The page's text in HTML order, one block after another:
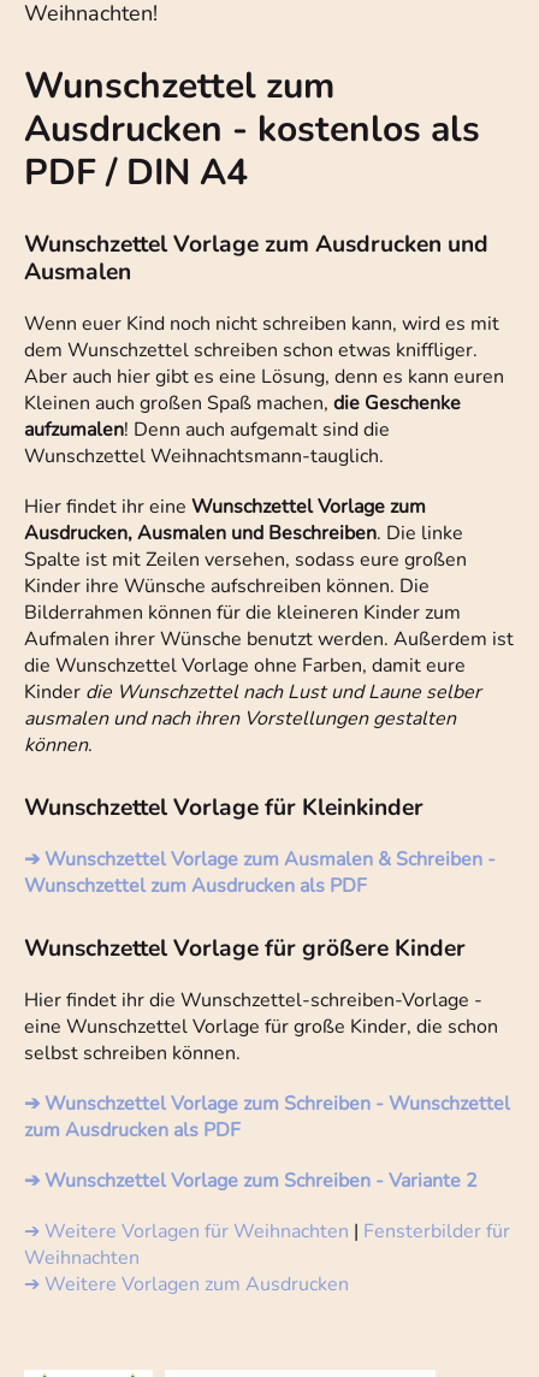
Weihnachten!
Wunschzettel zum
Ausdrucken - kostenlos als
PDF / DIN A4
Wunschzettel Vorlage zum Ausdrucken und
Ausmalen
Wenn euer Kind noch nicht schreiben kann, wird es mit
dem Wunschzettel schreiben schon etwas kniffliger.
Aber auch hier gibt es eine Lösung, denn es kann euren
Kleinen auch großen Spaß machen, die Geschenke
aufzumalen! Denn auch aufgemalt sind die
Wunschzettel Weihnachtsmann-tauglich.
Hier findet ihr eine Wunschzettel Vorlage zum
Ausdrucken, Ausmalen und Beschreiben. Die linke
Spalte ist mit Zeilen versehen, sodass eure großen
Kinder ihre Wünsche aufschreiben können. Die
Bilderrahmen können für die kleineren Kinder zum
Aufmalen ihrer Wünsche benutzt werden. Außerdem ist
die Wunschzettel Vorlage ohne Farben, damit eure
Kinder die Wunschzettel nach Lust und Laune selber
ausmalen und nach ihren Vorstellungen gestalten
können.
Wunschzettel Vorlage für Kleinkinder
➔ Wunschzettel Vorlage zum Ausmalen & Schreiben -
Wunschzettel zum Ausdrucken als PDF
Wunschzettel Vorlage für größere Kinder
Hier findet ihr die Wunschzettel-schreiben-Vorlage -
eine Wunschzettel Vorlage für große Kinder, die schon
selbst schreiben können.
➔ Wunschzettel Vorlage zum Schreiben - Wunschzettel
zum Ausdrucken als PDF
➔ Wunschzettel Vorlage zum Schreiben - Variante 2
➔ Weitere Vorlagen für Weihnachten | Fensterbilder für
Weihnachten
➔ Weitere Vorlagen zum Ausdrucken